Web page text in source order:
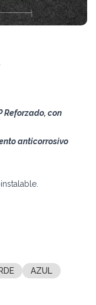
Reforzado, con
anticorrosivo
AZUL